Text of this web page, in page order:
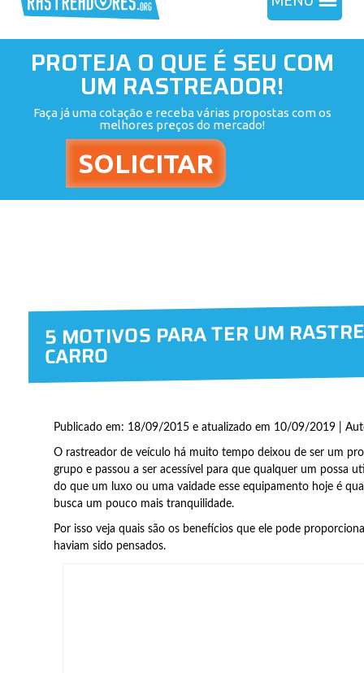
PROTEJA O QUE É SEU COM
UM RASTREADOR!
Faça já uma cotação e receba várias propostas com os
melhores preços do mercado!
5 MOTIVOS PARA TER UM
CARRO
Publicado em: 18/09/2015 e atualizado em 10/09/2019 |
O rastreador de veículo há muito tempo deixou de ser um
grupo e passou a ser acessível para que qualquer um possa
do que um luxo ou uma vaidade esse equipamento hoje é
busca um pouco mais tranquilidade.
Por isso veja quais são os benefícios que ele pode
haviam sido pensados.